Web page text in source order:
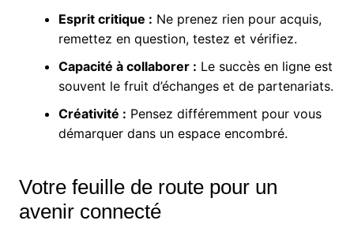
Esprit critique : Ne prenez rien pour acquis,
remettez en question, testez et vérifiez.
Capacité à collaborer : Le succès en ligne est
souvent le fruit d’échanges et de partenariats.
Créativité : Pensez différemment pour vous
démarquer dans un espace encombré.
Votre feuille de route pour un
avenir connecté